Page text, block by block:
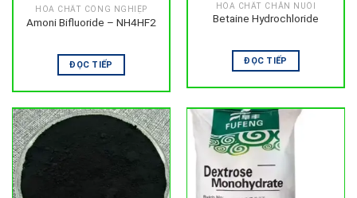
HÓA CHẤT CÔNG NGHIỆP
Amoni Bifluoride – NH4HF2
ĐỌC TIẾP
HÓA CHẤT CHĂN NUÔI
Betaine Hydrochloride
ĐỌC TIẾP